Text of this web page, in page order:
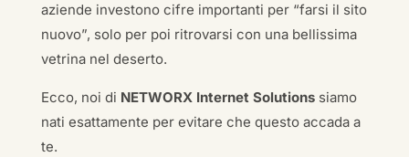
aziende investono cifre importanti per “farsi il sito
nuovo”, solo per poi ritrovarsi con una bellissima
vetrina nel deserto.
Ecco, noi di NETWORX Internet Solutionssiamo
nati esattamente per evitare che questo accada a
te.